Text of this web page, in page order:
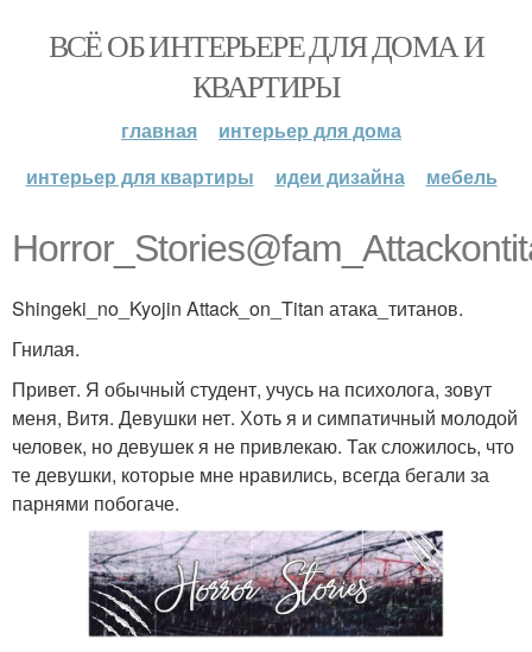
ВСЁ ОБ ИНТЕРЬЕРЕ ДЛЯ ДОМА И
КВАРТИРЫ
главная
интерьер для дома
интерьер для квартиры
идеи дизайна мебель
Shingeki_no_Kyojin Attack_on_Titan атака_титанов.
Гнилая.
Привет. Я обычный студент, учусь на психолога, зовут
меня, Витя. Девушки нет. Хоть я и симпатичный молодой
человек, но девушек я не привлекаю. Так сложилось, что
те девушки, которые мне нравились, всегда бегали за
парнями побогаче.